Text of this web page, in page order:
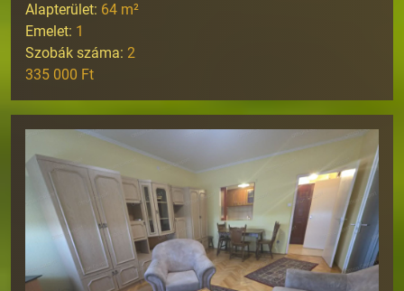
Alapterület: 64 m²
Emelet: 1
Szobák száma: 2
335 000 Ft